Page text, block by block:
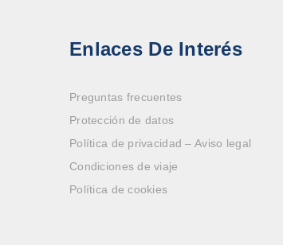
Enlaces De Interés
Preguntas frecuentes
Protección de datos
Política de privacidad – Aviso legal
Condiciones de viaje
Política de cookies